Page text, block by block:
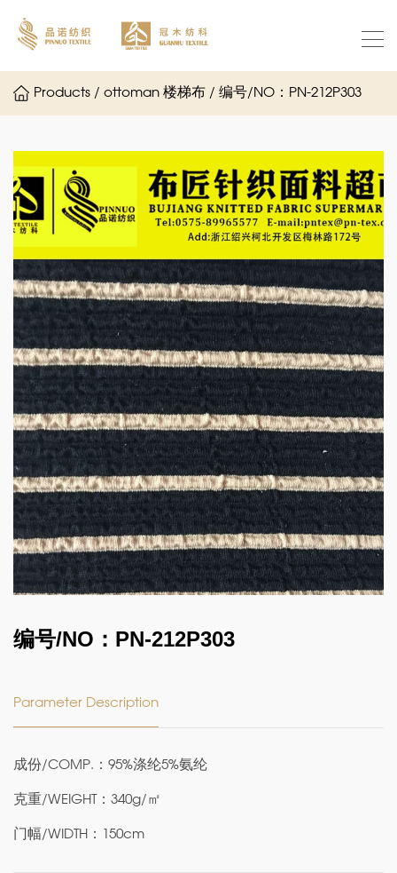
Products / ottoman 楼梯布 / 编号/NO：PN-212P303
编号/NO：PN-212P303
Parameter Description
成份/COMP.：95%涤纶5%氨纶
克重/WEIGHT：340g/㎡
门幅/WIDTH：150cm